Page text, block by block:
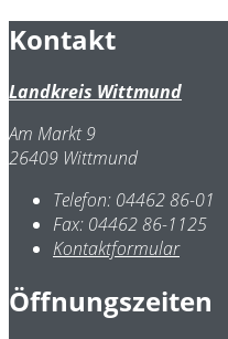
Kontakt
Landkreis Wittmund
Am Markt 9
26409 Wittmund
Telefon: 04462 86-01
Fax: 04462 86-1125
Kontaktformular
Öffnungszeiten